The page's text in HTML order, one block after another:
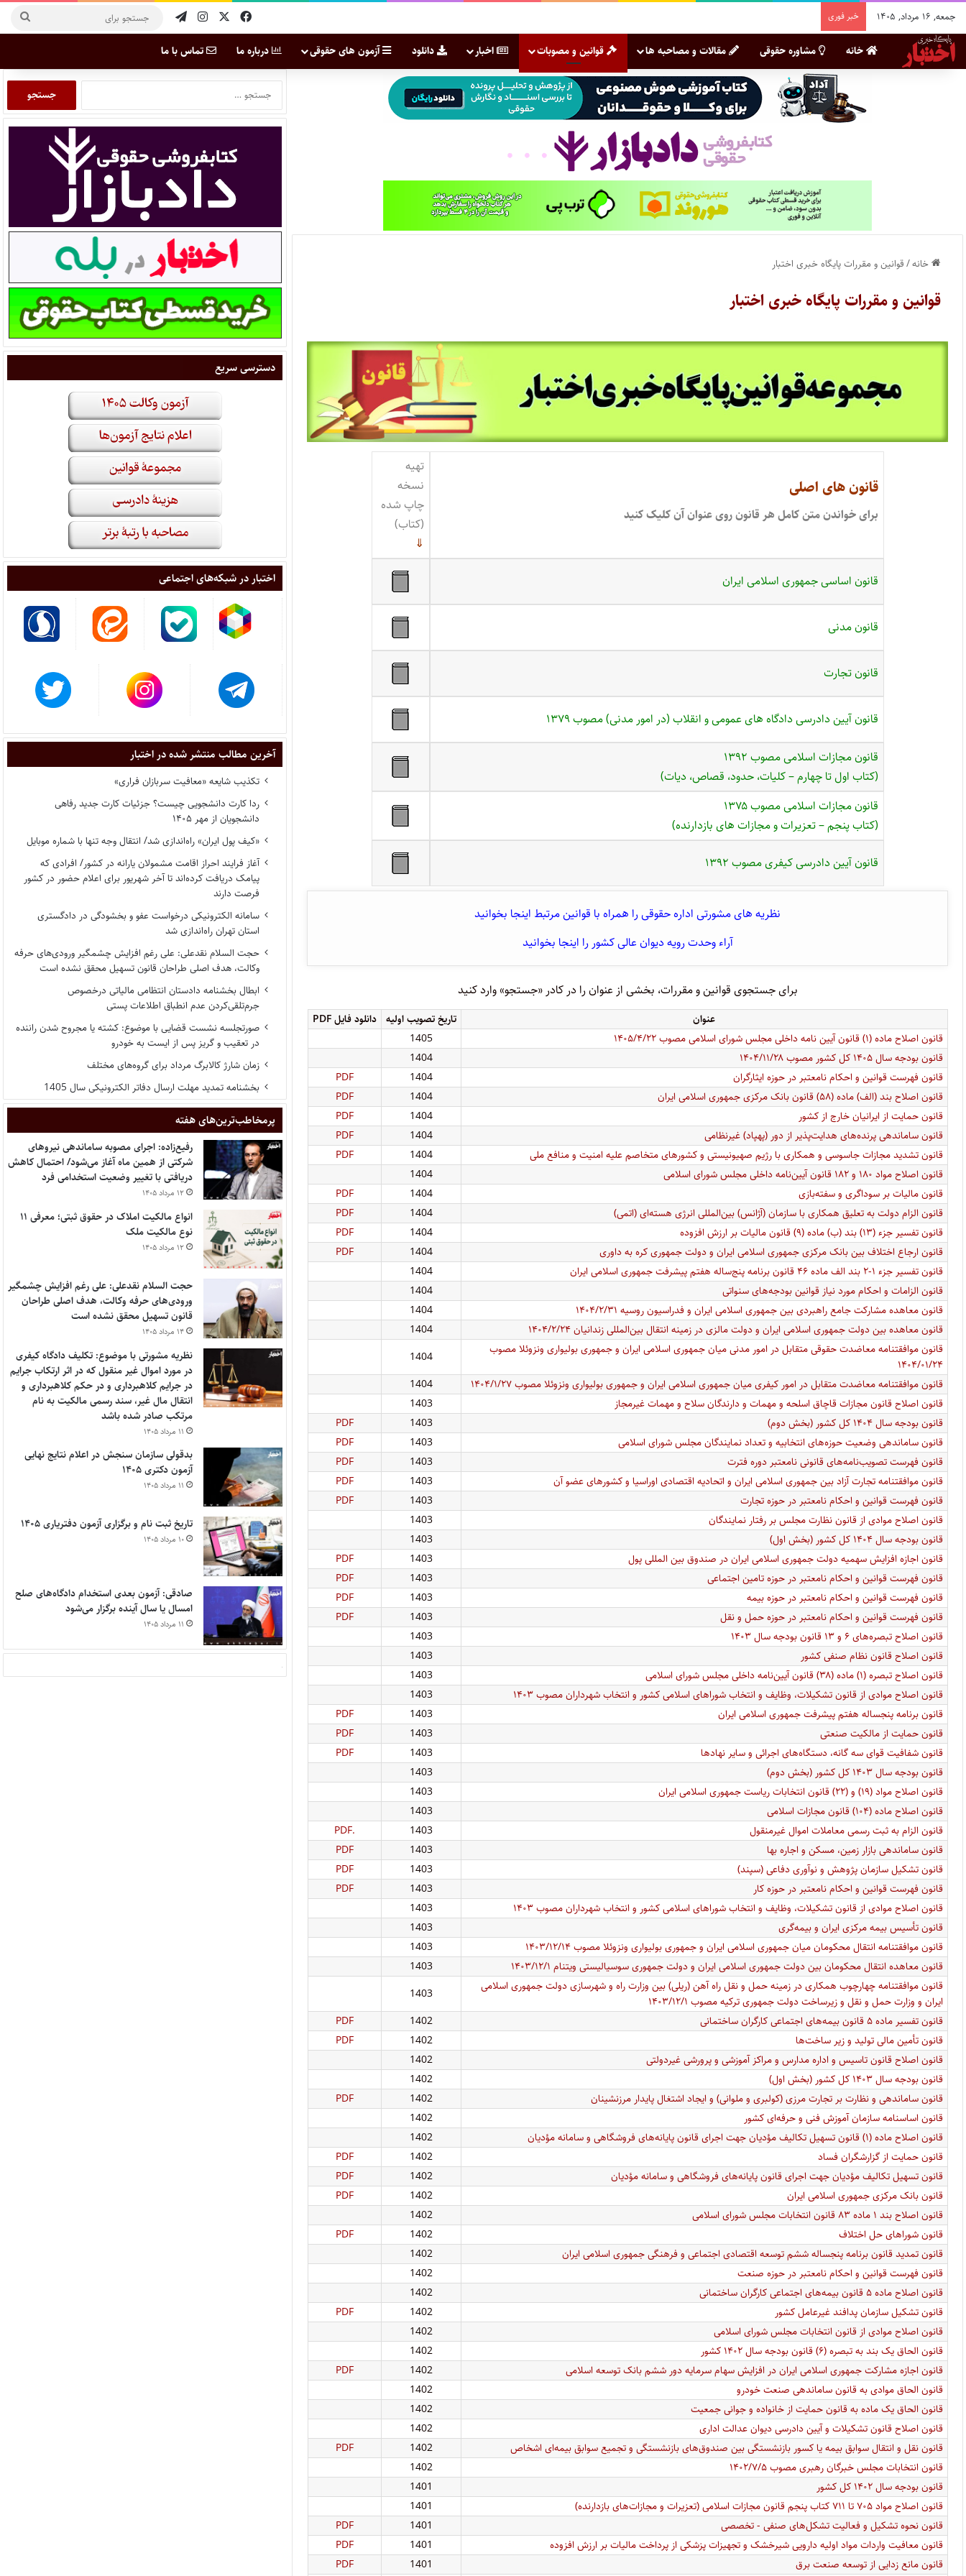
جمعه, ۱۶ مرداد, ۱۴۰۵ خبر فوری
خانه مشاوره حقوقی مقالات و مصاحبه ها قوانین و مصوبات اخبار دانلود آزمون های حقوقی درباره ما تماس با ما
خانه/قوانین و مقررات پایگاه خبری اختبار
قوانین و مقررات پایگاه خبری اختبار
قانون های اصلی
برای خواندن متن کامل هر قانون روی عنوان آن کلیک کنید
تهیه
نسخه
چاپ شده
(کتاب)
⇓
قانون اساسی جمهوری اسلامی ایران
قانون مدنی
قانون تجارت
قانون آیین دادرسی دادگاه های عمومی و انقلاب (در امور مدنی) مصوب ۱۳۷۹
قانون مجازات اسلامی مصوب ۱۳۹۲
(کتاب اول تا چهارم – کلیات، حدود، قصاص، دیات)
قانون مجازات اسلامی مصوب ۱۳۷۵
(کتاب پنجم – تعزیرات و مجازات های بازدارنده)
قانون آیین دادرسی کیفری مصوب ۱۳۹۲
نظریه های مشورتی اداره حقوقی را همراه با قوانین مرتبط اینجا بخوانید
آراء وحدت رویه دیوان عالی کشور را اینجا بخوانید
برای جستجوی قوانین و مقررات، بخشی از عنوان را در کادر «جستجو» وارد کنید
عنوان تاریخ تصویب اولیه
دانلود فایل PDF
قانون اصلاح ماده (۱) قانون آیین نامه داخلی مجلس شورای اسلامی مصوب ۱۴۰۵/۴/۲۲
1405
قانون بودجه سال ۱۴۰۵ کل کشور مصوب ۱۴۰۴/۱۱/۲۸
1404
قانون فهرست قوانین و احکام نامعتبر در حوزه ایثارگران
1404
PDF
قانون اصلاح بند (الف) ماده (۵۸) قانون بانک مرکزی جمهوری اسلامی ایران
1404
PDF
قانون حمایت از ایرانیان خارج از کشور
1404
PDF
قانون ساماندهی پرنده‌های هدایت‌پذیر از دور (پهپاد) غیرنظامی
1404
PDF
قانون تشدید مجازات جاسوسی و همکاری با رژیم صهیونیستی و کشور‌های متخاصم علیه امنیت و منافع ملی
1404
PDF
قانون اصلاح مواد ۱۸۰ و ۱۸۲ قانون آیین‌نامه داخلی مجلس شورای اسلامی
1404
قانون مالیات بر سوداگری و سفته‌بازی
1404
PDF
قانون الزام دولت به تعلیق همکاری با سازمان (آژانس) بین‌المللی انرژی هسته‌ای (اتمی)
1404
PDF
قانون تفسیر جزء (۱۳) بند (ب) ماده (۹) قانون مالیات بر ارزش افزوده
1404
PDF
قانون ارجاع اختلاف بین بانک مرکزی جمهوری اسلامی ایران و دولت جمهوری کره به داوری
1404
PDF
قانون تفسیر جزء ۱-۲ بند الف ماده ۴۶ قانون برنامه پنج‌ساله هفتم پیشرفت جمهوری اسلامی ایران
1404
قانون الزامات و احکام مورد نیاز قوانین بودجه‌های سنواتی
1404
قانون معاهده مشارکت جامع راهبردی بین جمهوری اسلامی ایران و فدراسیون روسیه ۱۴۰۴/۲/۳۱
1404
قانون معاهده بین دولت جمهوری اسلامی ایران و دولت مالزی در زمینه انتقال بین‌المللی زندانیان ۱۴۰۴/۲/۲۴
1404
قانون موافقتنامه معاضدت حقوقی متقابل در امور مدنی میان جمهوری اسلامی ایران و جمهوری بولیواری ونزوئلا مصوب
۱۴۰۴/۰۱/۲۴
1404
قانون موافقتنامه معاضدت متقابل در امور کیفری میان جمهوری اسلامی ایران و جمهوری بولیواری ونزوئلا مصوب ۱۴۰۴/۱/۲۷
1404
قانون اصلاح قانون مجازات قاچاق اسلحه و مهمات و دارندگان سلاح و مهمات غیر‌مجاز
1403
قانون بودجه سال ۱۴۰۴ کل کشور (بخش دوم)
1403
PDF
قانون ساماندهی وضعیت حوزه‌های انتخابیه و تعداد نمایندگان مجلس شورای اسلامی
1403
PDF
قانون فهرست تصویب‌نامه‌های قانونی نامعتبر دوره فترت
1403
PDF
قانون موافقتنامه تجارت آزاد بین جمهوری اسلامی ایران و اتحادیه اقتصادی اوراسیا و کشور‌های عضو آن
1403
PDF
قانون فهرست قوانین و احکام نامعتبر در حوزه تجارت
1403
PDF
قانون اصلاح موادی از قانون نظارت مجلس بر رفتار نمایندگان
1403
قانون بودجه سال ۱۴۰۴ کل کشور (بخش اول)
1403
قانون اجازه افزایش سهمیه دولت جمهوری اسلامی ایران در صندوق بین المللی پول
1403
PDF
قانون فهرست قوانین و احکام نامعتبر در حوزه تامین اجتماعی
1403
PDF
قانون فهرست قوانین و احکام نامعتبر در حوزه بیمه
1403
PDF
قانون فهرست قوانین و احکام نامعتبر در حوزه حمل و نقل
1403
PDF
قانون اصلاح تبصره‌های ۶ و ۱۳ قانون بودجه سال ۱۴۰۳
1403
قانون اصلاح قانون نظام صنفی کشور
1403
قانون اصلاح تبصره (۱) ماده (۳۸) قانون آیین‌نامه داخلی مجلس شورای اسلامی
1403
قانون اصلاح موادی از قانون تشکیلات، وظایف و انتخاب شوراهای اسلامی کشور و انتخاب شهرداران مصوب ۱۴۰۳
1403
قانون برنامه پنجساله هفتم پیشرفت جمهوری اسلامی ایران
1403
PDF
قانون حمایت از مالکیت صنعتی
1403
PDF
قانون شفافیت قوای سه گانه، دستگاه‌های اجرائی و سایر نهادها
1403
PDF
قانون بودجه سال ۱۴۰۳ کل کشور (بخش دوم)
1403
قانون اصلاح مواد (۱۹) و (۲۲) قانون انتخابات ریاست جمهوری اسلامی ایران
1403
قانون اصلاح ماده (۱۰۴) قانون مجازات اسلامی
1403
قانون الزام به ثبت رسمی معاملات اموال غیر‌منقول
1403
.PDF
قانون ساماندهی بازار زمین، مسکن و اجاره بها
1403
PDF
قانون تشکیل سازمان پژوهش و نوآوری دفاعی (سپند)
1403
PDF
قانون فهرست قوانین و احکام نامعتبر در حوزه کار
1403
PDF
قانون اصلاح موادی از قانون تشکیلات، وظایف و انتخاب شوراهای اسلامی کشور و انتخاب شهرداران مصوب ۱۴۰۳
1403
قانون تأسیس بیمه مرکزی ایران و بیمه‌گری
1403
قانون موافقتنامه انتقال محکومان میان جمهوری اسلامی ایران و جمهوری بولیواری ونزوئلا مصوب ۱۴۰۳/۱۲/۱۴
1403
قانون معاهده انتقال محکومان بین دولت جمهوری اسلامی ایران و دولت جمهوری سوسیالیستی ویتنام ۱۴۰۳/۱۲/۱
1403
قانون موافقتنامه چهارچوب همکاری در زمینه حمل و نقل راه آهن (ریلی) بین وزارت راه و شهرسازی دولت جمهوری اسلامی
ایران و وزارت حمل و نقل و زیرساخت دولت جمهوری ترکیه مصوب ۱۴۰۳/۱۲/۱
1403
قانون تفسیر ماده ۵ قانون بیمه‌های اجتماعی کارگران ساختمانی
1402
PDF
قانون تأمین مالی تولید و زیر ساخت‌ها
1402
PDF
قانون اصلاح قانون تاسیس و اداره مدارس و مراکز آموزشی و پرورشی غیر‌دولتی
1402
قانون بودجه سال ۱۴۰۳ کل کشور (بخش اول)
1402
قانون ساماندهی و نظارت بر تجارت مرزی (کولبری و ملوانی) و ایجاد اشتغال پایدار مرزنشینان
1402
PDF
قانون اساسنامه سازمان آموزش فنی و حرفه‌ای کشور
1402
قانون اصلاح ماده (۱) قانون تسهیل تکالیف مؤدیان جهت اجرای قانون پایانه‌های فروشگاهی و سامانه مؤدیان
1402
قانون حمایت از گزارشگران فساد
1402
PDF
قانون تسهیل تکالیف مؤدیان جهت اجرای قانون پایانه‌های فروشگاهی و سامانه مؤدیان
1402
PDF
قانون بانک مرکزی جمهوری اسلامی ایران
1402
PDF
قانون اصلاح بند ۱ ماده ۸۳ قانون انتخابات مجلس شورای اسلامی
1402
قانون شورا‌های حل اختلاف
1402
PDF
قانون تمدید قانون برنامه پنجساله ششم توسعه اقتصادی اجتماعی و فرهنگی جمهوری اسلامی ایران
1402
قانون فهرست قوانین و احکام نامعتبر در حوزه صنعت
1402
قانون اصلاح ماده ۵ قانون بیمه‌های اجتماعی کارگران ساختمانی
1402
قانون تشکیل سازمان پدافند غیر‌عامل کشور
1402
PDF
قانون اصلاح موادی از قانون انتخابات مجلس شورای اسلامی
1402
قانون الحاق یک بند به تبصره (۶) قانون بودجه سال ۱۴۰۲ کشور
1402
قانون اجازه مشارکت جمهوری اسلامی ایران در افزایش سهام سرمایه دور ششم بانک توسعه اسلامی
1402
PDF
قانون الحاق موادی به قانون ساماندهی صنعت خودرو
1402
قانون الحاق یک ماده به قانون حمایت از خانواده و جوانی جمعیت
1402
قانون اصلاح قانون تشکیلات و آیین دادرسی دیوان عدالت اداری
1402
قانون نقل و انتقال سوابق بیمه یا کسور بازنشستگی بین صندوق‌های بازنشستگی و تجمیع سوابق بیمه‌ای اشخاص
1402
PDF
قانون انتخابات مجلس خبرگان رهبری مصوب ۱۴۰۲/۷/۵
1402
قانون بودجه سال ۱۴۰۲ کل کشور
1401
قانون اصلاح مواد ۷۰۵ تا ۷۱۱ کتاب پنجم قانون مجازات اسلامی (تعزیرات و مجازات‌های بازدارنده)
1401
قانون نحوه تشکیل و فعالیت تشکل­‌های صنفی - تخصصی
1401
PDF
قانون معافیت واردات مواد اولیه دارویی شیرخشک و تجهیزات پزشکی از پرداخت مالیات بر ارزش افزوده
1401
PDF
قانون مانع زدایی از توسعه صنعت برق
1401
PDF
دسترسی سریع
اختبار در شبکه‌های اجتماعی
آخرین مطالب منتشر شده در اختبار
تکذیب شایعه «معافیت سربازان فراری»
ردا کارت دانشجویی چیست؟ جزئیات کارت جدید رفاهی
دانشجویان از مهر ۱۴۰۵
«کیف پول ایران» راه‌اندازی شد/ انتقال وجه تنها با شماره موبایل
آغاز فرایند احراز اقامت مشمولان یارانه در کشور/ افرادی که
پیامک دریافت کرده‌اند تا آخر شهریور برای اعلام حضور در کشور
فرصت دارند
سامانه الکترونیکی درخواست عفو و بخشودگی در دادگستری
استان تهران راه‌اندازی شد
حجت السلام نقدعلی: علی رغم افزایش چشمگیر ورودی‌های حرفه
وکالت، هدف اصلی طراحان قانون تسهیل محقق نشده است
ابطال بخشنامه دادستان انتظامی مالیاتی درخصوص
جرم‌تلقی‌کردن عدم انطباق اطلاعات پستی
صورتجلسه نشست قضایی با موضوع: کشته یا مجروح شدن راننده
در تعقیب و گریز پس از ایست به خودرو
زمان شارژ کالابرگ مرداد برای گروه‌های مختلف
بخشنامه تمدید مهلت ارسال دفاتر الکترونیکی سال 1405
پر‌مخاطب‌ترین‌های هفته
رفیع‌زاده: اجرای مصوبه ساماندهی نیروهای
شرکتی از همین ماه آغاز می‌شود/ احتمال کاهش
دریافتی با تغییر وضعیت استخدامی فرد
۱۲ مرداد ۱۴۰۵
انواع مالکیت املاک در حقوق ثبتی؛ معرفی ۱۱
نوع مالکیت ملک
۱۲ مرداد ۱۴۰۵
حجت السلام نقدعلی: علی رغم افزایش چشمگیر
ورودی‌های حرفه وکالت، هدف اصلی طراحان
قانون تسهیل محقق نشده است
۱۴ مرداد ۱۴۰۵
نظریه مشورتی با موضوع: تکلیف دادگاه کیفری
در مورد اموال غیر منقول که در اثر ارتکاب جرایم
در جرایم کلاهبرداری و در حکم کلاهبرداری و
انتقال مال غیر، سند رسمی مالکیت به نام
مرتکب صادر شده باشد
۱۱ مرداد ۱۴۰۵
بدقولی سازمان سنجش در اعلام نتایج نهایی
آزمون دکتری ۱۴۰۵
۱۱ مرداد ۱۴۰۵
تاریخ ثبت نام و برگزاری آزمون دفتریاری ۱۴۰۵
۱۰ مرداد ۱۴۰۵
صادقی: آزمون بعدی استخدام دادگاه‌های صلح
امسال یا سال آینده برگزار می‌شود
۱۱ مرداد ۱۴۰۵